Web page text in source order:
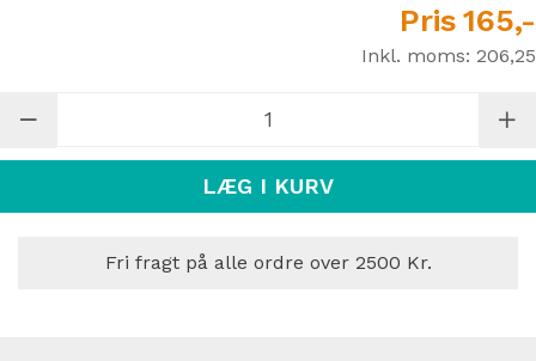
Pris 165,-
Inkl. moms: 206,25
LÆG I KURV
Fri fragt på alle ordre over 2500 Kr.